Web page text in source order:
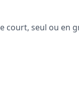
court, seul ou en